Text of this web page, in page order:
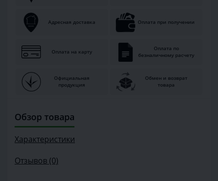
Адресная доставка Оплата при получении
Оплата на карту
Оплата по
безналичному расчету
Официальная
продукция
Обмен и возврат
товара
Обзор товара
Характеристики
Отзывов (0)